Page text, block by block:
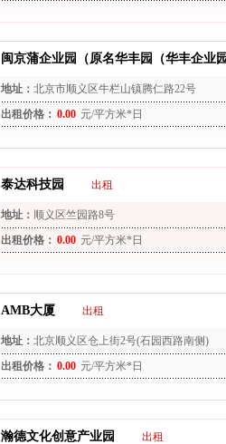
闽京蒲企业园（原名华丰园（华丰企业
地址： 北京市顺义区牛栏山镇腾仁路22号
出租价格： 0.00 元/平方米*日
泰达科技园 出租
地址： 顺义区竺园路8号
出租价格： 0.00 元/平方米*日
AMB大厦 出租
地址： 北京顺义区仓上街2号(石园西路南侧)
出租价格： 0.00 元/平方米*日
瀚德文化创意产业园 出租